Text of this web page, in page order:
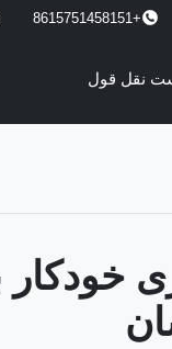
+8615751458151
نقل قول
خودکار